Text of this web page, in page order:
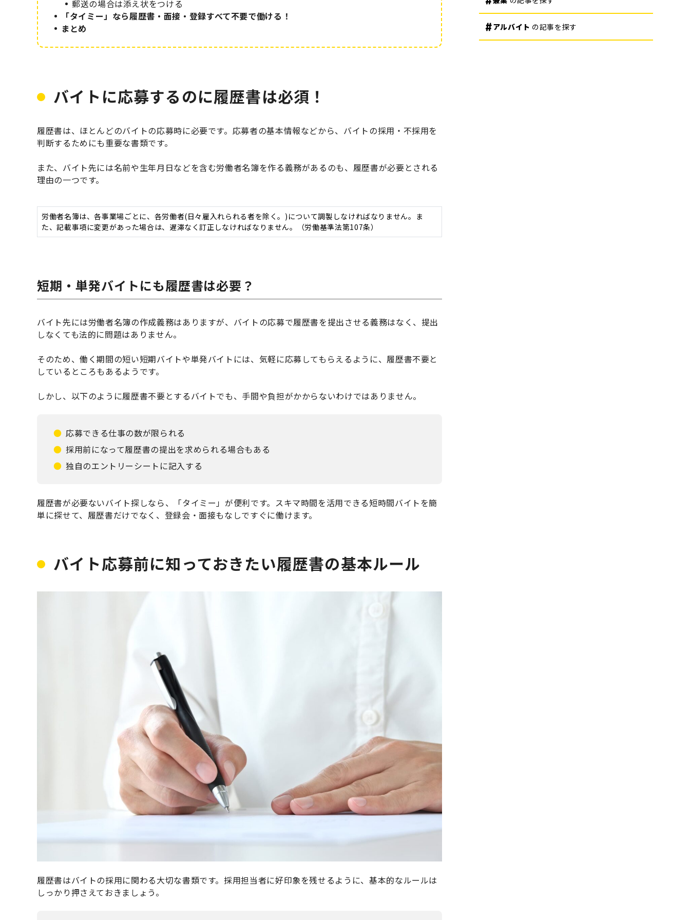
郵送の場合は添え状をつける
「タイミー」なら履歴書・面接・登録すべて不要で働ける！
まとめ
バイトに応募するのに履歴書は必須！
履歴書は、ほとんどのバイトの応募時に必要です。応募者の基本情報などから、バイトの採用・不採用を
判断するためにも重要な書類です。
また、バイト先には名前や生年月日などを含む労働者名簿を作る義務があるのも、履歴書が必要とされる
理由の一つです。
労働者名簿は、各事業場ごとに、各労働者(日々雇入れられる者を除く。)について調製しなければなりません。ま
た、記載事項に変更があった場合は、遅滞なく訂正しなければなりません。（労働基準法第107条）
短期・単発バイトにも履歴書は必要？
バイト先には労働者名簿の作成義務はありますが、バイトの応募で履歴書を提出させる義務はなく、提出
しなくても法的に問題はありません。
そのため、働く期間の短い短期バイトや単発バイトには、気軽に応募してもらえるように、履歴書不要と
しているところもあるようです。
しかし、以下のように履歴書不要とするバイトでも、手間や負担がかからないわけではありません。
応募できる仕事の数が限られる
採用前になって履歴書の提出を求められる場合もある
独自のエントリーシートに記入する
履歴書が必要ないバイト探しなら、「タイミー」が便利です。スキマ時間を活用できる短時間バイトを簡
単に探せて、履歴書だけでなく、登録会・面接もなしですぐに働けます。
バイト応募前に知っておきたい履歴書の基本ルール
履歴書はバイトの採用に関わる大切な書類です。採用担当者に好印象を残せるように、基本的なルールは
しっかり押さえておきましょう。
アルバイト の記事を探す